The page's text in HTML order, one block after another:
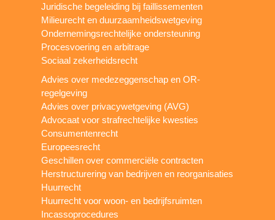
Juridische begeleiding bij faillissementen
Milieurecht en duurzaamheidswetgeving
Ondernemingsrechtelijke ondersteuning
Procesvoering en arbitrage
Sociaal zekerheidsrecht
Advies over medezeggenschap en OR-
regelgeving
Advies over privacywetgeving (AVG)
Advocaat voor strafrechtelijke kwesties
Consumentenrecht
Europeesrecht
Geschillen over commerciële contracten
Herstructurering van bedrijven en reorganisaties
Huurrecht
Huurrecht voor woon- en bedrijfsruimten
Incassoprocedures